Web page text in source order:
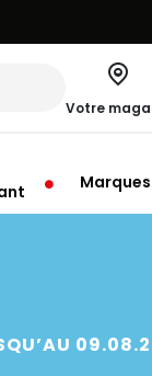
Votre
à 19:30 Marques